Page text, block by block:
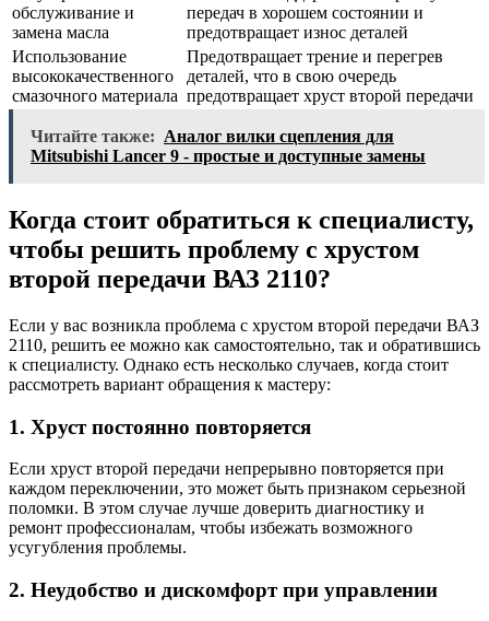
обслуживание и
замена масла
передач в хорошем состоянии и
предотвращает износ деталей
Использование
высококачественного
смазочного материала
Предотвращает трение и перегрев
деталей, что в свою очередь
предотвращает хруст второй передачи
Читайте также: Аналог вилки сцепления для
Mitsubishi Lancer 9 - простые и доступные замены
Когда стоит обратиться к специалисту,
чтобы решить проблему с хрустом
второй передачи ВАЗ 2110?
Если у вас возникла проблема с хрустом второй передачи ВАЗ
2110, решить ее можно как самостоятельно, так и обратившись
к специалисту. Однако есть несколько случаев, когда стоит
рассмотреть вариант обращения к мастеру:
1. Хруст постоянно повторяется
Если хруст второй передачи непрерывно повторяется при
каждом переключении, это может быть признаком серьезной
поломки. В этом случае лучше доверить диагностику и
ремонт профессионалам, чтобы избежать возможного
усугубления проблемы.
2. Неудобство и дискомфорт при управлении